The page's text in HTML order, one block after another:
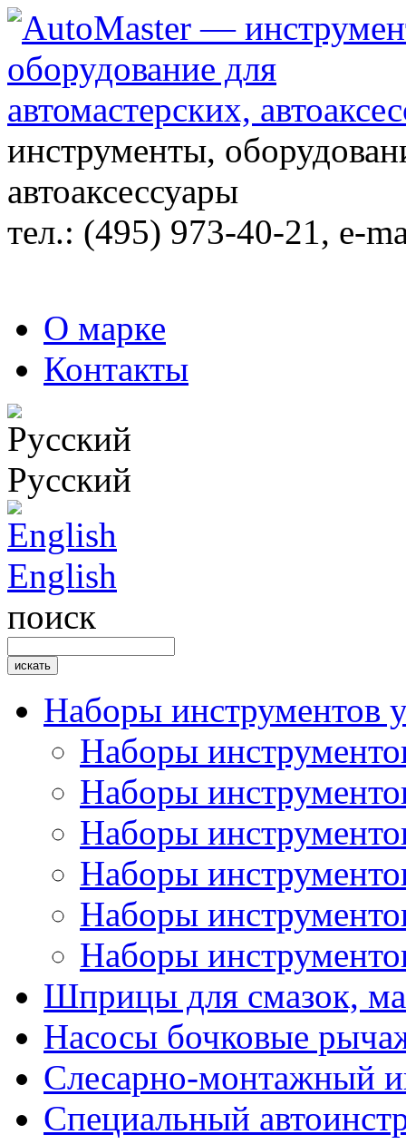
инструменты,
автоаксессуары
тел.: (495) 973-40-21, e-
О марке
Контакты
Русский
English
поиск
Наборы инструментов
Наборы
Наборы
Наборы
Наборы
Наборы
Наборы
Шприцы для смазок,
Насосы бочковые
Слесарно-монтажный
Специальный